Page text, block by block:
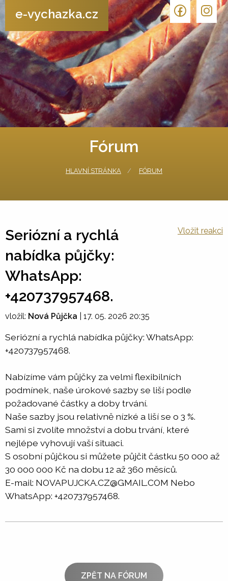
e-vychazka.cz
Fórum
HLAVNÍ STRÁNKA FÓRUM
Seriózní a rychlá
nabídka půjčky:
WhatsApp:
+420737957468.
Vložit reakci
vložil: Nová Půjčka 17. 05. 2026 20:35
Seriózní a rychlá nabídka půjčky: WhatsApp:
+420737957468.
Nabízíme vám půjčky za velmi flexibilních
podmínek, naše úrokové sazby se liší podle
požadované částky a doby trvání.
Naše sazby jsou relativně nízké a liší se o 3 %.
Sami si zvolíte množství a dobu trvání, které
nejlépe vyhovují vaší situaci.
S osobní půjčkou si můžete půjčit částku 50 000 až
30 000 000 Kč na dobu 12 až 360 měsíců.
E-mail: NOVAPUJCKA.CZ@GMAIL.COM Nebo
WhatsApp: +420737957468.
ZPĚT NA FÓRUM